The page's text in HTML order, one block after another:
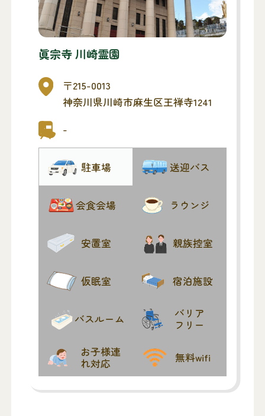
眞宗寺 川崎霊園
〒215-0013
神奈川県川崎市麻生区王禅寺1241
-
駐車場 送迎バス
会食会場 ラウンジ
安置室 親族控室
仮眠室 宿泊施設
バスルーム
バリア
フリー
お子様連
れ対応
無料wifi